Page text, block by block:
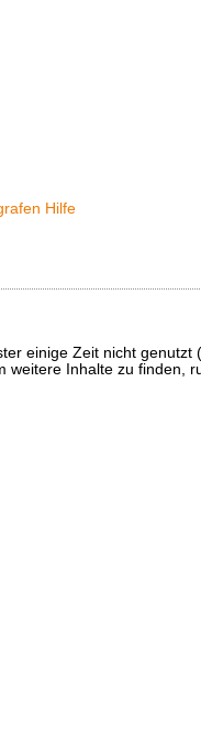
Hilfe
einige Zeit nicht
weitere Inhalte zu finden,